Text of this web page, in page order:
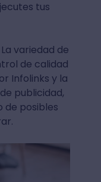
tus
variedad de
de calidad
Infolinks y la
publicidad,
posibles